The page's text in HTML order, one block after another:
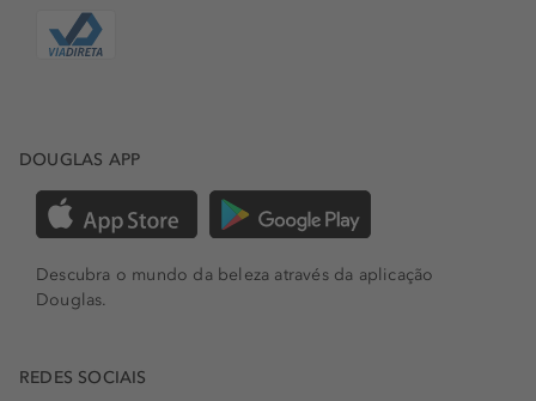
DOUGLAS APP
Descubra o mundo da beleza através da aplicação
Douglas.
REDES SOCIAIS